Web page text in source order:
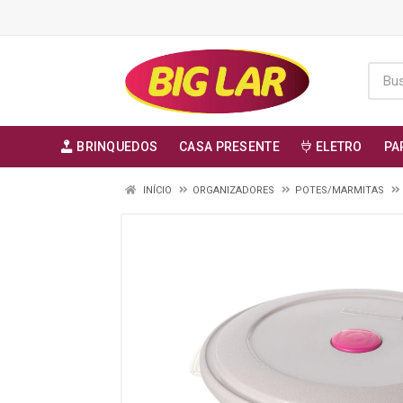
BRINQUEDOS CASA PRESENTE ELETRO
INÍCIO ORGANIZADORES POTES/MARMITAS